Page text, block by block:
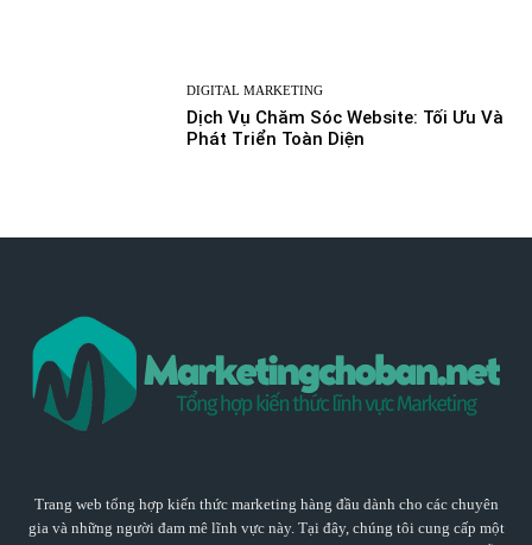
DIGITAL MARKETING
Dịch Vụ Chăm Sóc Website: Tối Ưu Và
Phát Triển Toàn Diện
Trang web tổng hợp kiến thức marketing hàng đầu dành cho các chuyên
gia và những người đam mê lĩnh vực này. Tại đây, chúng tôi cung cấp một